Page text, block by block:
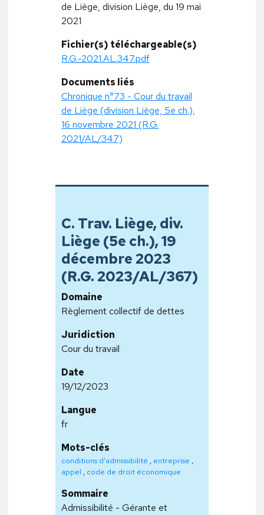
de Liège, division Liège, du 19 mai
2021
Fichier(s) téléchargeable(s)
R.G.-2021.AL.347.pdf
Documents liés
Chronique n°73 - Cour du travail
de Liège (division Liège, 5e ch.),
16 novembre 2021 (R.G.
2021/AL/347)
C. Trav. Liège, div.
Liège (5e ch.), 19
décembre 2023
(R.G. 2023/AL/367)
Domaine
Règlement collectif de dettes
Juridiction
Cour du travail
Date
19/12/2023
Langue
fr
Mots-clés
conditions d'admissibilité , entreprise ,
appel , code de droit économique
Sommaire
Admissibilité - Gérante et